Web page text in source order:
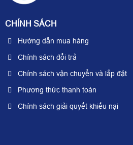
CHÍNH SÁCH
Hướng dẫn mua hàng
Chính sách đổi trả
Chính sách vận chuyển và lắp đặt
Phương thức thanh toán
Chính sách giải quyết khiếu nại